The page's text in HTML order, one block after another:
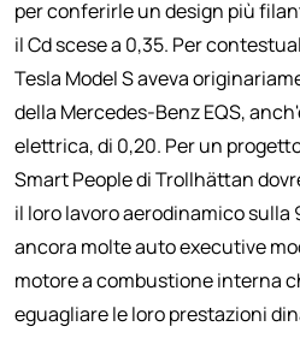
per conferirle un design più
il Cd scese a 0,35. Per
Tesla Model S aveva
della Mercedes-Benz EQS,
elettrica, di 0,20. Per un
Smart People di Trollhättan
il loro lavoro aerodinamico sulla
ancora molte auto executive
motore a combustione interna
eguagliare le loro prestazioni